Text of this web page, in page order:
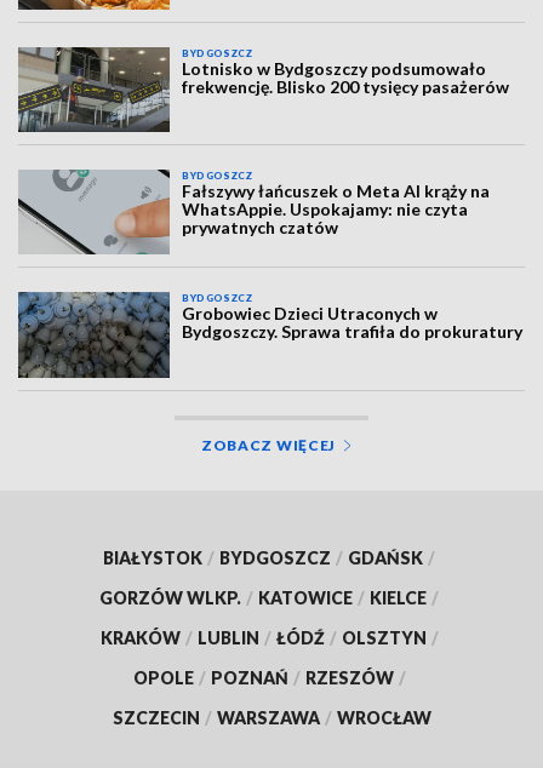
BYDGOSZCZ
Lotnisko w Bydgoszczy podsumowało
frekwencję. Blisko 200 tysięcy pasażerów
BYDGOSZCZ
Fałszywy łańcuszek o Meta AI krąży na
WhatsAppie. Uspokajamy: nie czyta
prywatnych czatów
BYDGOSZCZ
Grobowiec Dzieci Utraconych w
Bydgoszczy. Sprawa trafiła do prokuratury
ZOBACZ WIĘCEJ
BIAŁYSTOK / BYDGOSZCZ / GDAŃSK /
GORZÓW WLKP. / KATOWICE / KIELCE /
KRAKÓW / LUBLIN / ŁÓDŹ / OLSZTYN /
OPOLE / POZNAŃ / RZESZÓW /
SZCZECIN / WARSZAWA / WROCŁAW